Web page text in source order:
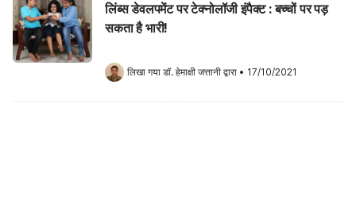
लिंब्स डेवलपमेंट पर टेक्नोलॉजी इंपैक्ट : बच्चों पर पड़
सकता है भारी!
लिखा गया डॉ. हेमाक्षी जत्तानी द्वारा • 17/10/2021